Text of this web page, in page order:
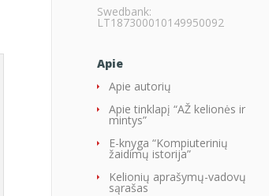
Swedbank:
LT187300010149950092
Apie
Apie autorių
Apie tinklapį “AŽ kelionės ir
mintys”
E-knyga “Kompiuterinių
žaidimų istorija”
Kelionių aprašymų-vadovų
sąrašas